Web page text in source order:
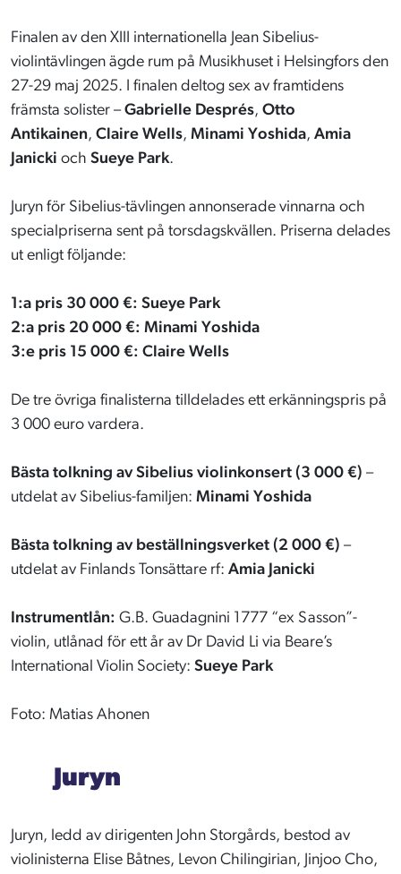
Finalen av den XIII internationella Jean Sibelius-
violintävlingen ägde rum på Musikhuset i Helsingfors den
27-29 maj 2025. I finalen deltog sex av framtidens
främsta solister –Gabrielle Després, Otto
Antikainen, Claire Wells, Minami Yoshida, Amia
Janicki och Sueye Park.
Juryn för Sibelius-tävlingen annonserade vinnarna och
specialpriserna sent på torsdagskvällen. Priserna delades
ut enligt följande:
1:a pris 30 000 €: Sueye Park
2:a pris 20 000 €: Minami Yoshida
3:e pris 15 000 €: Claire Wells
De tre övriga finalisterna tilldelades ett erkänningspris på
3 000 euro vardera.
Bästa tolkning av Sibelius violinkonsert (3 000 €) –
utdelat av Sibelius-familjen: Minami Yoshida
Bästa tolkning av beställningsverket (2 000 €) –
utdelat av Finlands Tonsättare rf: Amia Janicki
Instrumentlån: G.B. Guadagnini 1777 “ex Sasson”-
violin, utlånad för ett år av Dr David Li via Beare’s
International Violin Society: Sueye Park
Foto: Matias Ahonen
Juryn
Juryn, ledd av dirigenten John Storgårds, bestod av
violinisterna Elise Båtnes, Levon Chilingirian, Jinjoo Cho,